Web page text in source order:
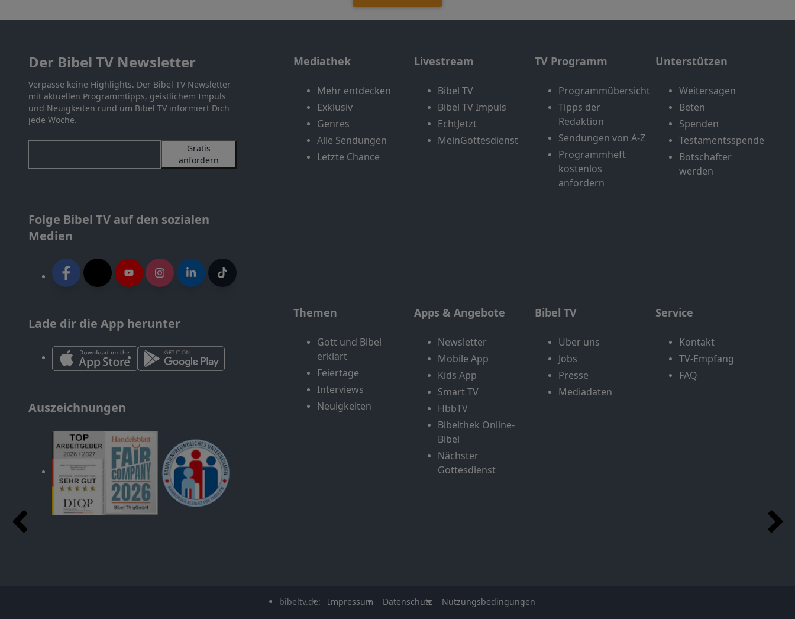
Der Bibel TV Newsletter
Verpasse keine Highlights. Der Bibel TV Newsletter
mit aktuellen Programmtipps, geistlichem Impuls
und Neuigkeiten rund um Bibel TV informiert Dich
jede Woche.
Gratis
anfordern
Folge Bibel TV auf den sozialen
Medien
Lade dir die App herunter
Auszeichnungen
Mediathek
Mehr entdecken
Exklusiv
Genres
Alle Sendungen
Letzte Chance
Livestream
Bibel TV
Bibel TV Impuls
EchtJetzt
MeinGottesdienst
TV Programm
Programmübersicht
Tipps der
Redaktion
Sendungen von A-Z
Programmheft
kostenlos
anfordern
Unterstützen
Weitersagen
Beten
Spenden
Testamentsspende
Botschafter
werden
Themen
Gott und Bibel
erklärt
Feiertage
Interviews
Neuigkeiten
Apps & Angebote
Newsletter
Mobile App
Kids App
Smart TV
HbbTV
Bibelthek Online-
Bibel
Nächster
Gottesdienst
Bibel TV
Über uns
Jobs
Presse
Mediadaten
Service
Kontakt
TV-Empfang
FAQ
bibeltv.de: Impressum Datenschutz Nutzungsbedingungen